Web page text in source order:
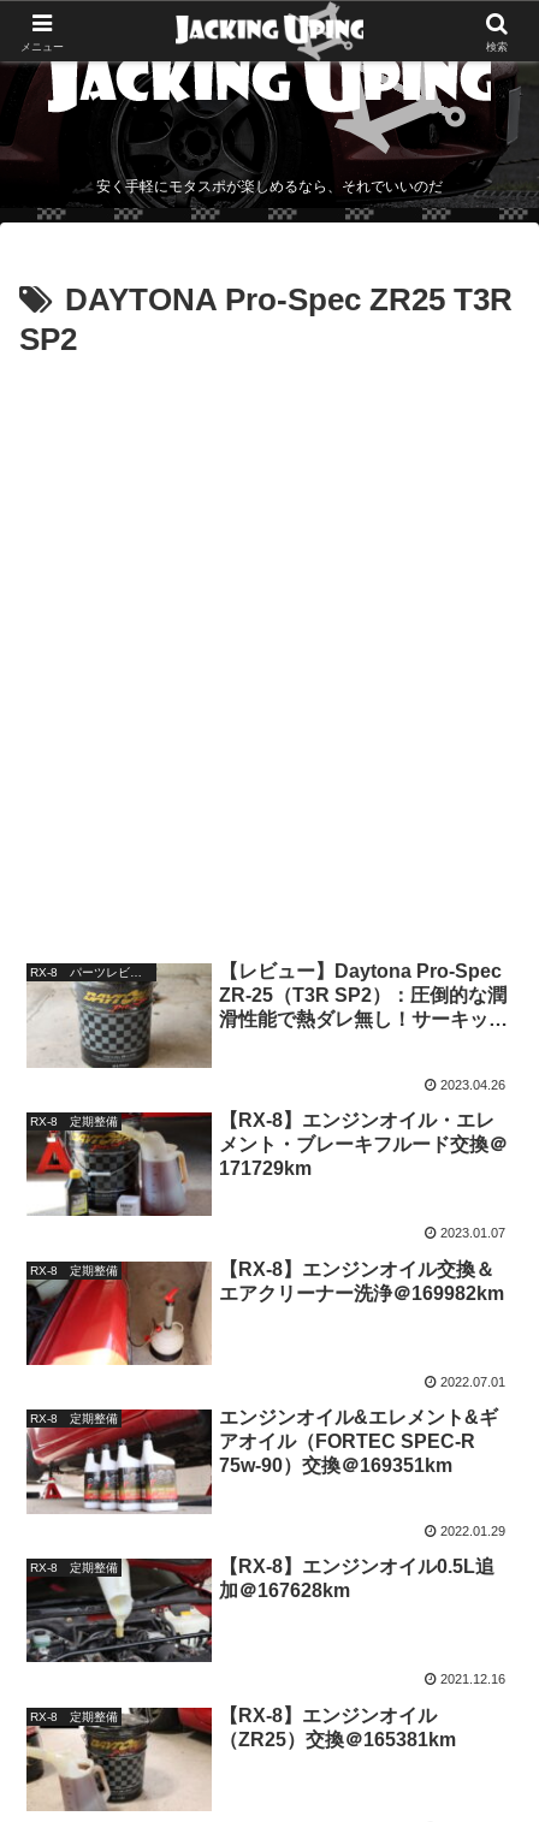
安く手軽にモタスポが楽しめるなら、それでいいのだ
DAYTONA Pro-Spec ZR25 T3R
SP2
RX-8 パーツレビュー
【レビュー】Daytona Pro-Spec
ZR-25（T3R SP2）：圧倒的な潤
滑性能で熱ダレ無し！サーキット
2023.04.26
RX-8 定期整備
【RX-8】エンジンオイル・エレ
メント・ブレーキフルード交換＠
171729km
2023.01.07
RX-8 定期整備
【RX-8】エンジンオイル交換＆
エアクリーナー洗浄＠169982km
2022.07.01
RX-8 定期整備
エンジンオイル&エレメント&ギ
アオイル（FORTEC SPEC-R
75w-90）交換＠169351km
2022.01.29
RX-8 定期整備
【RX-8】エンジンオイル0.5L追
加＠167628km
2021.12.16
RX-8 定期整備
【RX-8】エンジンオイル
（ZR25）交換＠165381km
メニュー 検索